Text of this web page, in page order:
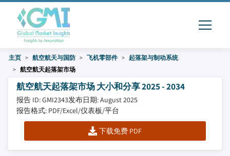
主页 航空航天与国防 飞机零部件
起落架与制动系统
航空航天起落架市场
航空航天起落架市场 大小和分享 2025 - 2034
报告 ID: GMI2343发布日期: August 2025
报告格式: PDF/Excel/仪表板/平台
下载免费 PDF